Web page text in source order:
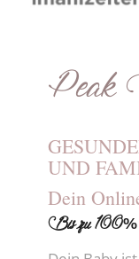
Peak
UND
Dein
Bis zu 100%